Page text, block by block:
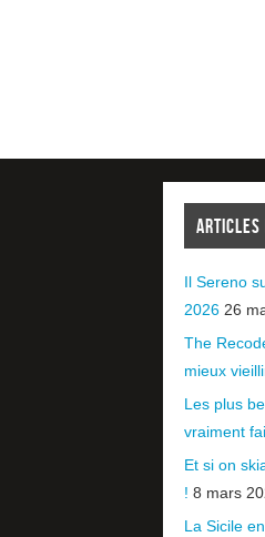
ARTICLES
Il Sereno
2026 26
The
mieux
Les plus
vraiment
Et si on
! 8 mars
La Sicile